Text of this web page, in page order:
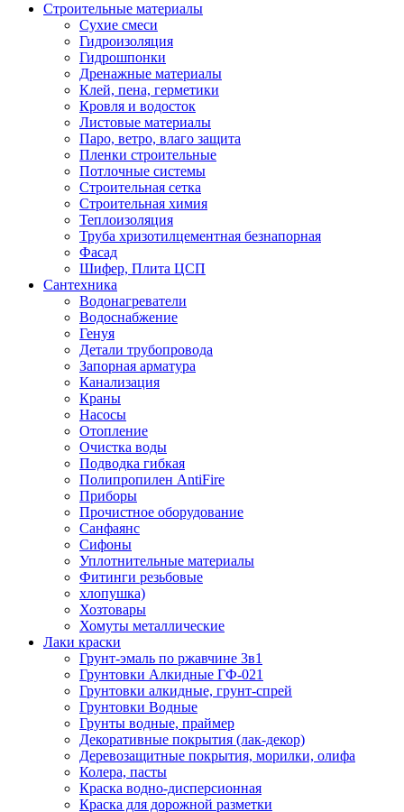
Строительные материалы
Сухие смеси
Гидроизоляция
Гидрошпонки
Дренажные материалы
Клей, пена, герметики
Кровля и водосток
Листовые материалы
Паро, ветро, влаго защита
Пленки строительные
Потлочные системы
Строительная сетка
Строительная химия
Теплоизоляция
Труба хризотилцементная безнапорная
Фасад
Шифер, Плита ЦСП
Сантехника
Водонагреватели
Водоснабжение
Генуя
Детали трубопровода
Запорная арматура
Канализация
Краны
Насосы
Отопление
Очистка воды
Подводка гибкая
Полипропилен AntiFire
Приборы
Прочистное оборудование
Санфаянс
Сифоны
Уплотнительные материалы
Фитинги резьбовые
хлопушка)
Хозтовары
Хомуты металлические
Лаки краски
Грунт-эмаль по ржавчине 3в1
Грунтовки Алкидные ГФ-021
Грунтовки алкидные, грунт-спрей
Грунтовки Водные
Грунты водные, праймер
Декоративные покрытия (лак-декор)
Деревозащитные покрытия, морилки, олифа
Колера, пасты
Краска водно-дисперсионная
Краска для дорожной разметки